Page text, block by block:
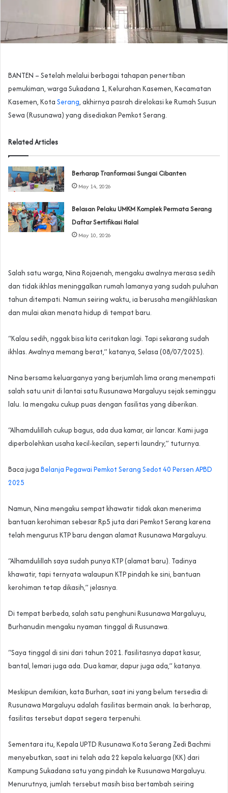
BANTEN – Setelah melalui berbagai tahapan penertiban
pemukiman, warga Sukadana 1, Kelurahan Kasemen, Kecamatan
Kasemen, Kota Serang, akhirnya pasrah direlokasi ke Rumah Susun
Sewa (Rusunawa) yang disediakan Pemkot Serang.
Related Articles
Berharap Tranformasi Sungai Cibanten
May 14, 2026
Belasan Pelaku UMKM Komplek Permata Serang
Daftar Sertifikasi Halal
May 10, 2026
Salah satu warga, Nina Rojaenah, mengaku awalnya merasa sedih
dan tidak ikhlas meninggalkan rumah lamanya yang sudah puluhan
tahun ditempati. Namun seiring waktu, ia berusaha mengikhlaskan
dan mulai akan menata hidup di tempat baru.
“Kalau sedih, nggak bisa kita ceritakan lagi. Tapi sekarang sudah
ikhlas. Awalnya memang berat,” katanya, Selasa (08/07/2025).
Nina bersama keluarganya yang berjumlah lima orang menempati
salah satu unit di lantai satu Rusunawa Margaluyu sejak seminggu
lalu. Ia mengaku cukup puas dengan fasilitas yang diberikan.
“Alhamdulillah cukup bagus, ada dua kamar, air lancar. Kami juga
diperbolehkan usaha kecil-kecilan, seperti laundry,” tuturnya.
Baca juga Belanja Pegawai Pemkot Serang Sedot 40 Persen APBD
2025
Namun, Nina mengaku sempat khawatir tidak akan menerima
bantuan kerohiman sebesar Rp5 juta dari Pemkot Serang karena
telah mengurus KTP baru dengan alamat Rusunawa Margaluyu.
“Alhamdulillah saya sudah punya KTP (alamat baru). Tadinya
khawatir, tapi ternyata walaupun KTP pindah ke sini, bantuan
kerohiman tetap dikasih,” jelasnya.
Di tempat berbeda, salah satu penghuni Rusunawa Margaluyu,
Burhanudin mengaku nyaman tinggal di Rusunawa.
“Saya tinggal di sini dari tahun 2021. Fasilitasnya dapat kasur,
bantal, lemari juga ada. Dua kamar, dapur juga ada,” katanya.
Meskipun demikian, kata Burhan, saat ini yang belum tersedia di
Rusunawa Margaluyu adalah fasilitas bermain anak. Ia berharap,
fasilitas tersebut dapat segera terpenuhi.
Sementara itu, Kepala UPTD Rusunawa Kota Serang Zedi Bachmi
menyebutkan, saat ini telah ada 22 kepala keluarga (KK) dari
Kampung Sukadana satu yang pindah ke Rusunawa Margaluyu.
Menurutnya, jumlah tersebut masih bisa bertambah seiring